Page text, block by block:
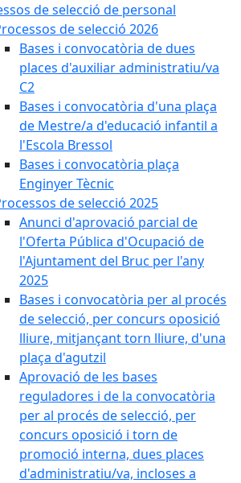
de selecció de personal
de selecció 2026
Bases i convocatòria de dues
places d'auxiliar administratiu/va
C2
Bases i convocatòria d'una plaça
de Mestre/a d'educació infantil a
l'Escola Bressol
Bases i convocatòria plaça
Enginyer Tècnic
de selecció 2025
Anunci d'aprovació parcial de
l'Oferta Pública d'Ocupació de
l'Ajuntament del Bruc per l'any
2025
Bases i convocatòria per al procés
de selecció, per concurs oposició
lliure, mitjançant torn lliure, d'una
plaça d'agutzil
Aprovació de les bases
reguladores i de la convocatòria
per al procés de selecció, per
concurs oposició i torn de
promoció interna, dues places
d'administratiu/va, incloses a